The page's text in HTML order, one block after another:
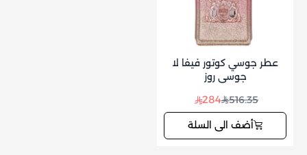
عطر جوسي كوتور فيفا لا
جوسي روز
516.35
284
أضف الى السلة